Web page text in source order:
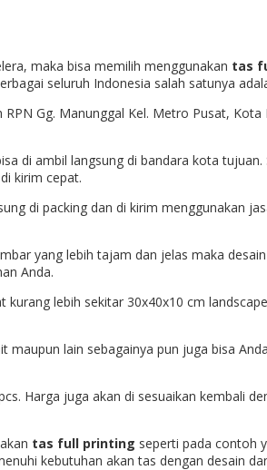
maka bisa memilih menggunakan tas
seluruh Indonesia salah satunya
RPN Gg. Manunggal Kel. Metro Pusat,
di ambil langsung di bandara kota
kirim cepat.
di packing dan di kirim menggunakan
yang lebih tajam dan jelas maka
Anda.
lebih sekitar 30x40x10 cm
lain sebagainya pun juga bisa
Harga juga akan di sesuaikan kembali
tas full printing seperti pada contoh
kebutuhan akan tas dengan desain